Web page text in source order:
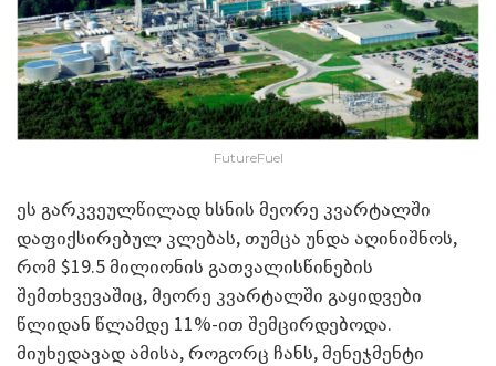
FutureFuel
ეს გარკვეულწილად ხსნის მეორე კვარტალში
დაფიქსირებულ კლებას, თუმცა უნდა აღინიშნოს,
რომ $19.5 მილიონის გათვალისწინების
შემთხვევაშიც, მეორე კვარტალში გაყიდვები
წლიდან წლამდე 11%-ით შემცირდებოდა.
მიუხედავად ამისა, როგორც ჩანს, მენეჯმენტი